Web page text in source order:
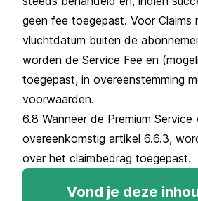
geen fee toegepast. Voor Claims
vluchtdatum buiten de
worden de Service Fee en
toegepast, in overeenstemming
voorwaarden.
6.8 Wanneer de Premium
overeenkomstig artikel 6.6.3,
over het claimbedrag toegepast.
Vond je deze